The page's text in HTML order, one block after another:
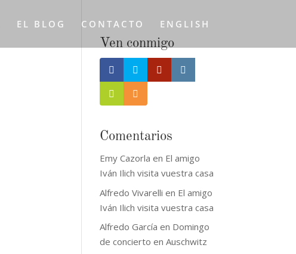
EL BLOG CONTACTO ENGLISH
Ven conmigo
Comentarios
Emy Cazorla en El amigo
Iván Ilich visita vuestra casa
Alfredo Vivarelli en El amigo
Iván Ilich visita vuestra casa
Alfredo García en Domingo
de concierto en Auschwitz